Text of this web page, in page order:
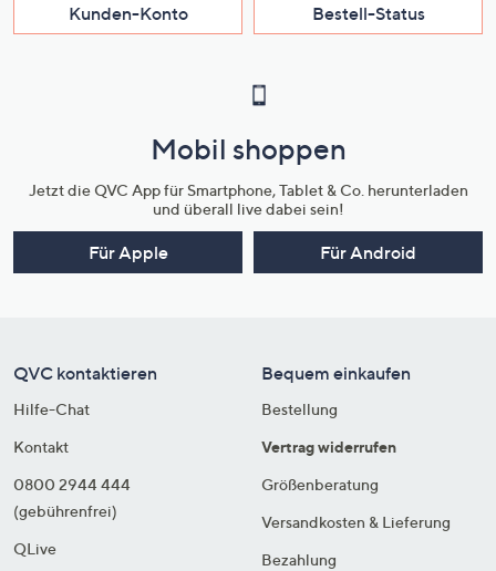
Kunden-Konto Bestell-Status
Mobil shoppen
Jetzt die QVC App für Smartphone, Tablet & Co. herunterladen
und überall live dabei sein!
Für Apple Für Android
QVC kontaktieren
Hilfe-Chat
Kontakt
0800 2944 444
(gebührenfrei)
QLive
Bequem einkaufen
Bestellung
Vertrag widerrufen
Größenberatung
Versandkosten & Lieferung
Bezahlung